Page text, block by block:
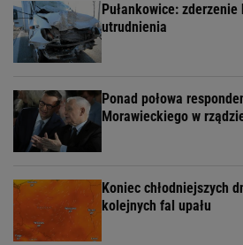
Pułankowice:
utrudnienia
Ponad połowa
Morawieckiego w
Koniec chłodniejszych
kolejnych fal upału